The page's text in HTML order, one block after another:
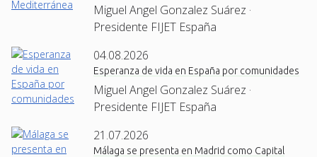
Miguel Angel Gonzalez Suárez ·
Presidente FIJET España
04.08.2026
Esperanza de vida en España por comunidades
Miguel Angel Gonzalez Suárez ·
Presidente FIJET España
21.07.2026
Málaga se presenta en Madrid como Capital